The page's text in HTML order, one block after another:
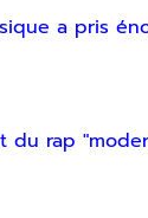
a pris
du rap